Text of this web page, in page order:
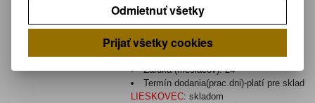
500W
Katalógové číslo: 0143018
Výrobca:ORNO
Záruka (mesiacov):24
Termín dodania(prac.dni)-platí pre sklad
LIESKOVEC: skladom
Odmietnuť všetky
Prijať všetky cookies